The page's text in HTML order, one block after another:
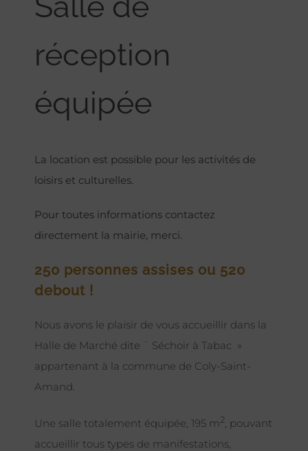
réception
équipée
La location est possible pour les activités de
loisirs et culturelles.
Pour toutes informations contactez
directement la mairie, merci.
250 personnes assises ou 520
debout !
Nous avons le plaisir de vous accueillir dans la
Halle de Marché dite ¨ Séchoir à Tabac »
appartenant à la commune de Coly-Saint-
Amand.
Une salle totalement équipée, 195 m2 , pouvant
accueillir tous types de manifestations,